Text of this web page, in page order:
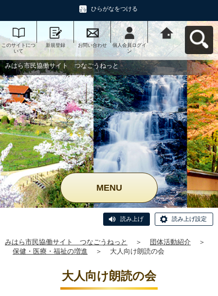
ひらがなをつける
このサイトにつ
いて
新規登録 お問い合わせ
個人会員ログイ
ン
みはら市民協働
サイト つなご
うねっとへ戻る
みはら市民協働サイト つなごうねっと
MENU
読み上げ 読み上げ設定
みはら市民協働サイト つなごうねっと ＞ 団体活動紹介
＞
保健・医療・福祉の増進
＞ 大人向け朗読の会
大人向け朗読の会